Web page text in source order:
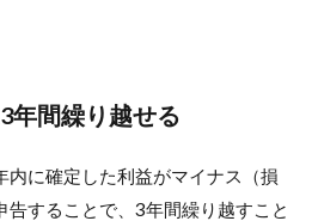
年間繰り越せる
内に確定した利益がマイナス（損
することで、3年間繰り越すこと